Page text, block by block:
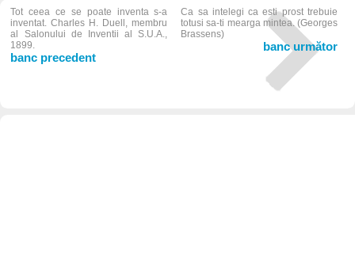
Tot ceea ce se poate inventa s-a
inventat. Charles H. Duell, membru
al Salonului de Inventii al S.U.A.,
1899.
banc precedent
Ca sa intelegi ca esti prost trebuie
totusi sa-ti mearga mintea. (Georges
Brassens)
banc următor